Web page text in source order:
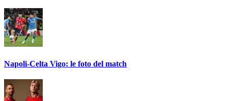
Napoli-Celta Vigo: le foto del match